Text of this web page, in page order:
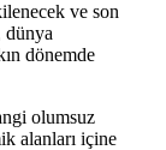
ve son
dünya
dönemde
olumsuz
alanları içine